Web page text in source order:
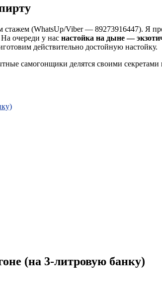
стажем (WhatsUp/Viber — 89273916447). Я
очереди у нас настойка на дыне —
действительно достойную настойку.
самогонщики делятся своими
(на 3-литровую банку)